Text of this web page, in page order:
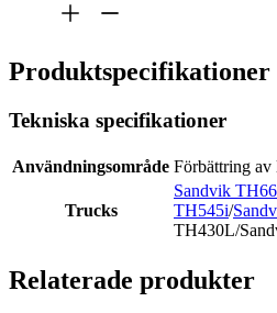
Produktspecifikationer
Tekniska specifikationer
Användningsområde Förbättring av
Trucks
Sandvik
TH545i/
TH430L/
Relaterade produkter